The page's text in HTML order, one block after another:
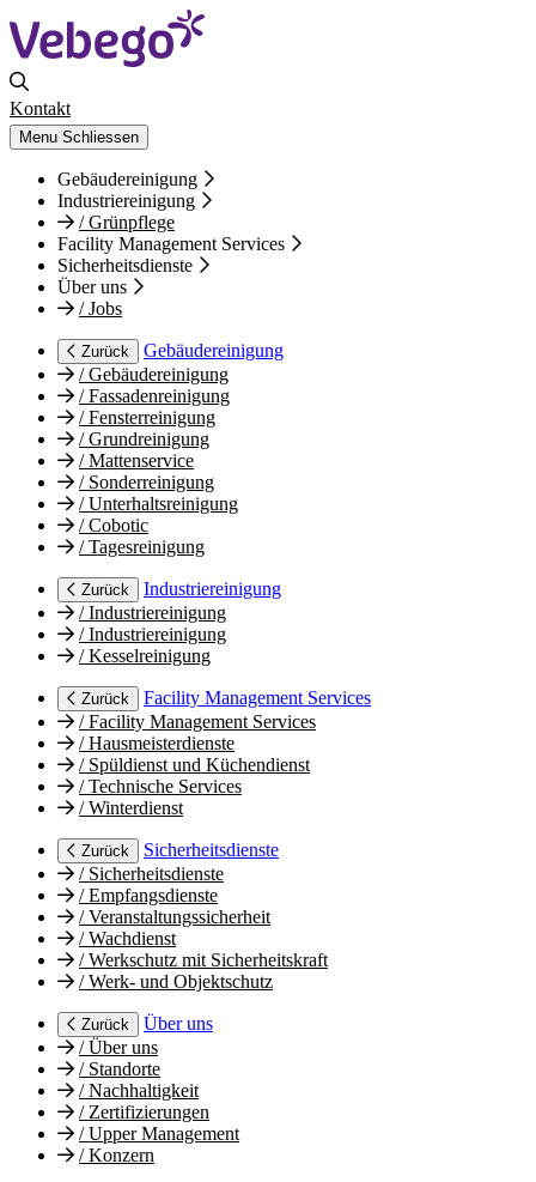
Kontakt
Menu Schliessen
Gebäudereinigung
Industriereinigung
/Grünpflege
Facility Management Services
Sicherheitsdienste
Über uns
/Jobs
Zurück
Gebäudereinigung
/Gebäudereinigung
/Fassadenreinigung
/Fensterreinigung
/Grundreinigung
/Mattenservice
/Sonderreinigung
/Unterhaltsreinigung
/Cobotic
/Tagesreinigung
Zurück
Industriereinigung
/Industriereinigung
/Industriereinigung
/Kesselreinigung
Zurück
Facility Management Services
/Facility Management Services
/Hausmeisterdienste
/Spüldienst und Küchendienst
/Technische Services
/Winterdienst
Zurück
Sicherheitsdienste
/Sicherheitsdienste
/Empfangsdienste
/Veranstaltungssicherheit
/Wachdienst
/Werkschutz mit Sicherheitskraft
/Werk- und Objektschutz
Zurück
Über uns
/Über uns
/Standorte
/Nachhaltigkeit
/Zertifizierungen
/Upper Management
/Konzern